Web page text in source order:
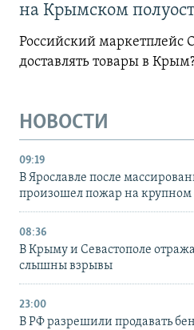
на Крымском
Российский маркетплейс
доставлять товары в
НОВОСТИ
09:19
В Ярославле после
произошел пожар на
08:36
В Крыму и Севастополе
слышны взрывы
23:00
В РФ разрешили продавать